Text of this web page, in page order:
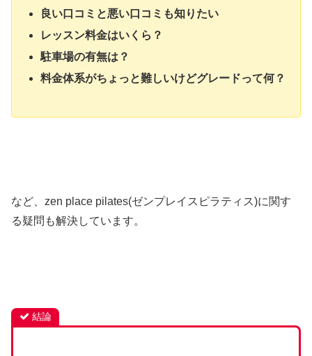
良い口コミと悪い口コミも知りたい
レッスン料金はいくら？
駐車場の有無は？
料金体系がちょっと難しいけどグレードって何？
など、zen place pilates(ゼンプレイスピラティス)に関す
る疑問も解決しています。
結論